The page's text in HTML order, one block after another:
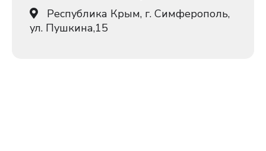
Республика Крым, г. Симферополь,
ул. Пушкина,15